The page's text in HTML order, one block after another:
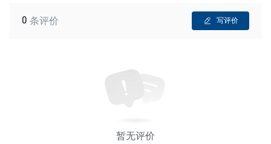
0 条评价 写评价
暂无评价